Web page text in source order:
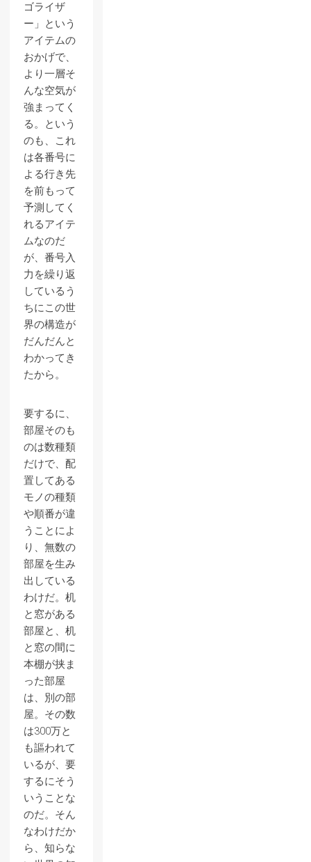
ゴライザ
ー」という
アイテムの
おかげで、
より一層そ
んな空気が
強まってく
る。という
のも、これ
は各番号に
よる行き先
を前もって
予測してく
れるアイテ
ムなのだ
が、番号入
力を繰り返
しているう
ちにこの世
界の構造が
だんだんと
わかってき
たから。
要するに、
部屋そのも
のは数種類
だけで、配
置してある
モノの種類
や順番が違
うことによ
り、無数の
部屋を生み
出している
わけだ。机
と窓がある
部屋と、机
と窓の間に
本棚が挟ま
った部屋
は、別の部
屋。その数
は300万と
も謳われて
いるが、要
するにそう
いうことな
のだ。そん
なわけだか
ら、知らな